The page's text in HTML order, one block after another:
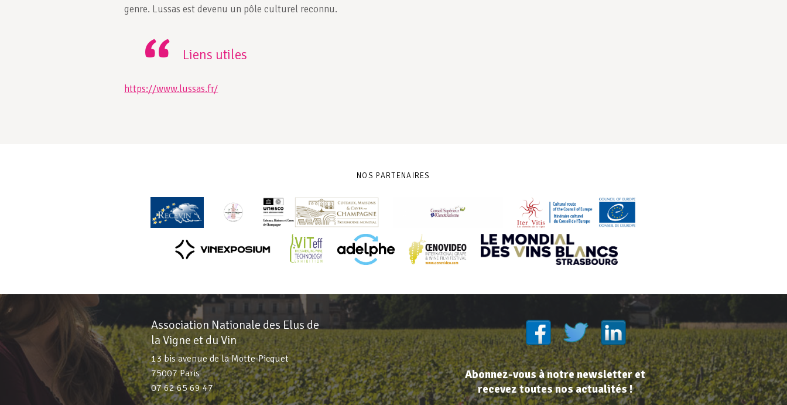
genre. Lussas est devenu un pôle culturel reconnu.
Liens utiles
https://www.lussas.fr/
NOS PARTENAIRES
Association Nationale des Elus de
la Vigne et du Vin
13 bis avenue de la Motte-Picquet
75007 Paris
07 62 65 69 47
Abonnez-vous à notre newsletter et
recevez toutes nos actualités !